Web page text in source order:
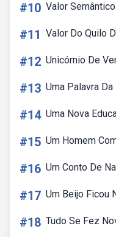
#10 Valor
#11 Valor Do Quilo
#12 Unicórnio De
#13 Uma Palavra
#14 Uma Nova
#15 Um Homem
#16 Um Conto De
#17 Um Beijo Ficou
#18 Tudo Se Fez